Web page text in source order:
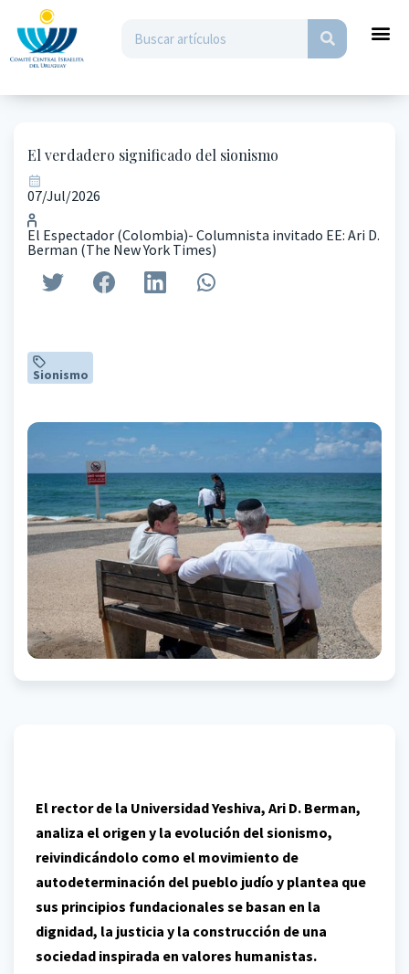
El verdadero significado del sionismo
07/Jul/2026
El Espectador (Colombia)- Columnista invitado EE: Ari D.
Berman (The New York Times)
Sionismo
El rector de la Universidad Yeshiva, Ari D. Berman,
analiza el origen y la evolución del sionismo,
reivindicándolo como el movimiento de
autodeterminación del pueblo judío y plantea que
sus principios fundacionales se basan en la
dignidad, la justicia y la construcción de una
sociedad inspirada en valores humanistas.